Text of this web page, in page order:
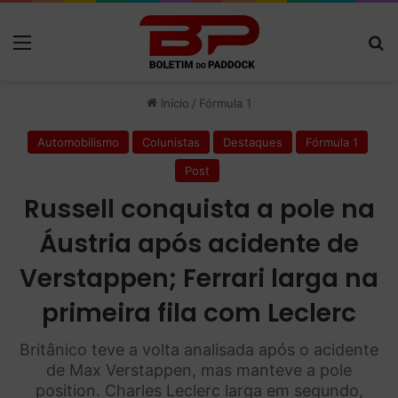
Início / Fórmula 1
Automobilismo Colunistas Destaques
Fórmula 1
Post
Russell conquista a pole na
Áustria após acidente de
Verstappen; Ferrari larga na
primeira fila com Leclerc
Britânico teve a volta analisada após o acidente
de Max Verstappen, mas manteve a pole
position. Charles Leclerc larga em segundo,